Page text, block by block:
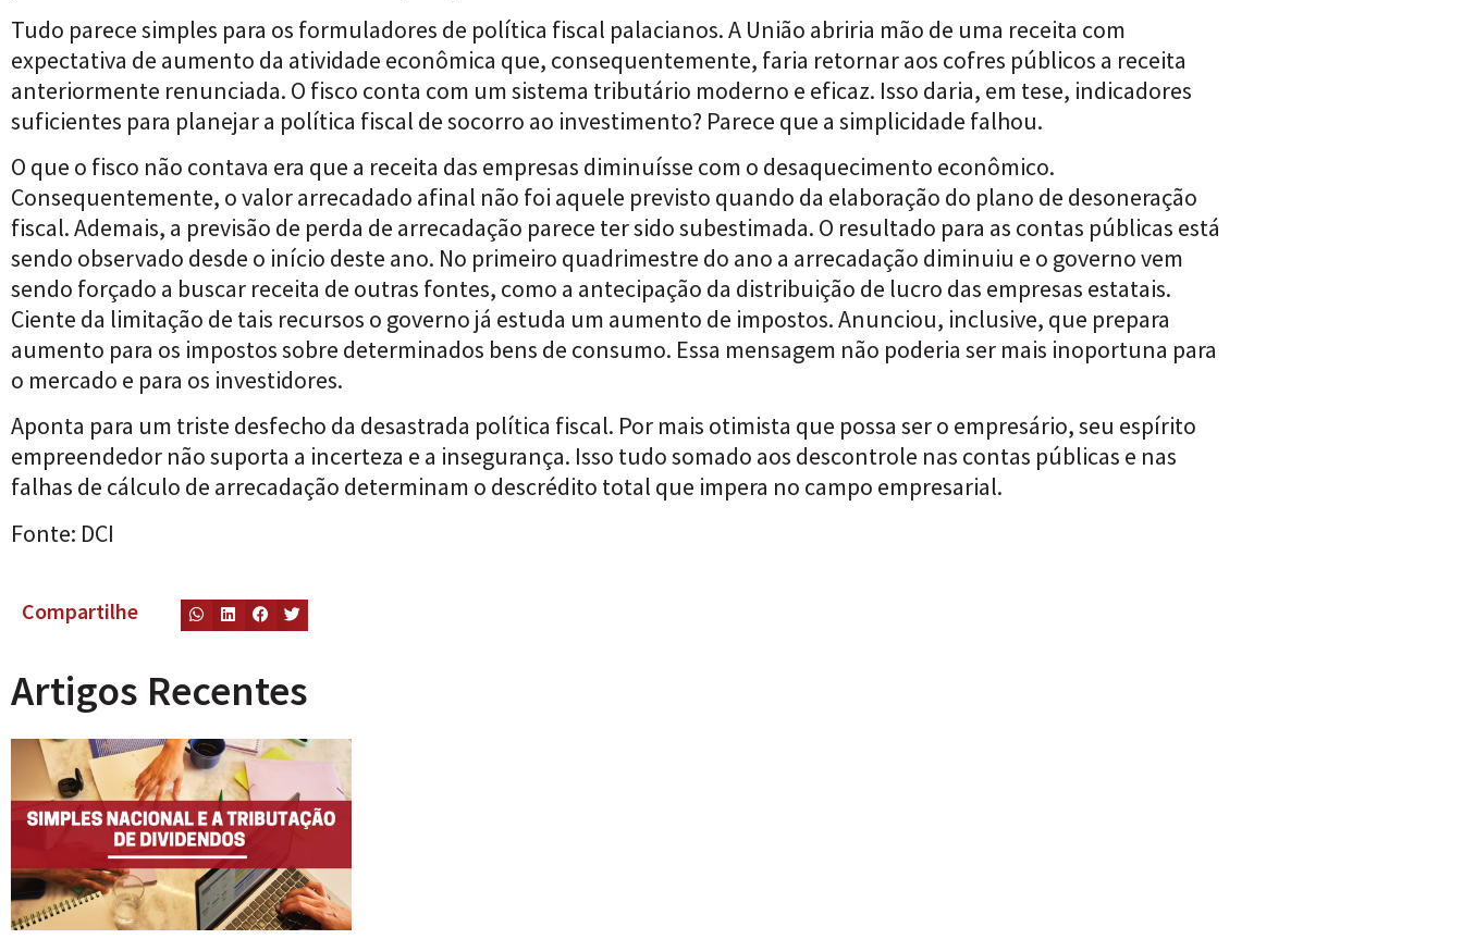
Tudo parece simples para os formuladores de política fiscal palacianos. A União abriria mão de uma receita com
expectativa de aumento da atividade econômica que, consequentemente, faria retornar aos cofres públicos a receita
anteriormente renunciada. O fisco conta com um sistema tributário moderno e eficaz. Isso daria, em tese, indicadores
suficientes para planejar a política fiscal de socorro ao investimento? Parece que a simplicidade falhou.
O que o fisco não contava era que a receita das empresas diminuísse com o desaquecimento econômico.
Consequentemente, o valor arrecadado afinal não foi aquele previsto quando da elaboração do plano de desoneração
fiscal. Ademais, a previsão de perda de arrecadação parece ter sido subestimada. O resultado para as contas públicas está
sendo observado desde o início deste ano. No primeiro quadrimestre do ano a arrecadação diminuiu e o governo vem
sendo forçado a buscar receita de outras fontes, como a antecipação da distribuição de lucro das empresas estatais.
Ciente da limitação de tais recursos o governo já estuda um aumento de impostos. Anunciou, inclusive, que prepara
aumento para os impostos sobre determinados bens de consumo. Essa mensagem não poderia ser mais inoportuna para
o mercado e para os investidores.
Aponta para um triste desfecho da desastrada política fiscal. Por mais otimista que possa ser o empresário, seu espírito
empreendedor não suporta a incerteza e a insegurança. Isso tudo somado aos descontrole nas contas públicas e nas
falhas de cálculo de arrecadação determinam o descrédito total que impera no campo empresarial.
Fonte: DCI
Compartilhe
Artigos Recentes